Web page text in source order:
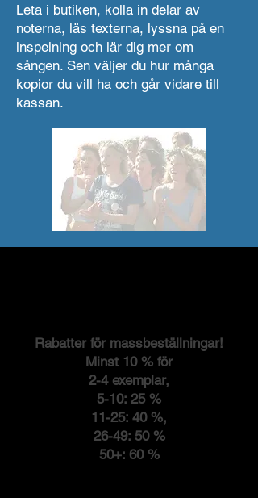
Leta i butiken, kolla in delar av
noterna, läs texterna, lyssna på en
inspelning och lär dig mer om
sången. Sen väljer du hur många
kopior du vill ha och går vidare till
kassan.
Rabatter för massbeställningar!
Minst 10 % för
2-4 exemplar,
5-10: 25 %
11-25: 40 %,
26-49: 50 %
50+: 60 %